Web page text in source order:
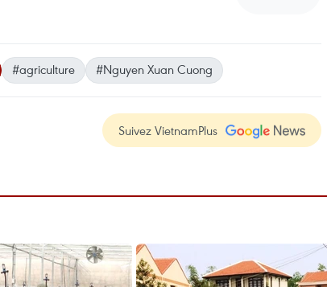
#agriculture #Nguyen Xuan Cuong
Suivez VietnamPlus